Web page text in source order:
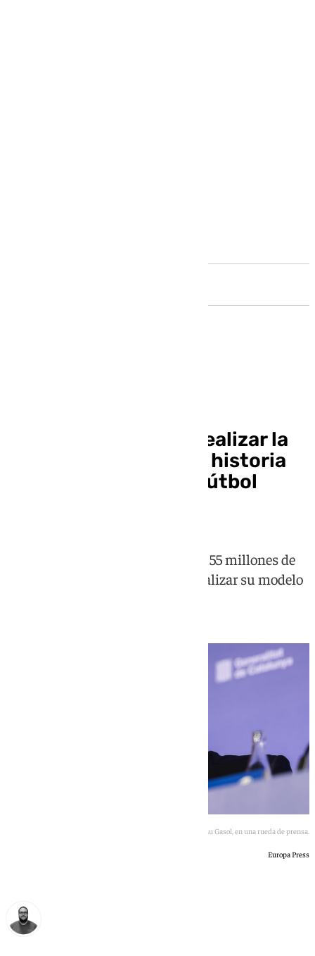
Pau Gasol, cerca de realizar la
mayor inversión de la historia
para hacer crecer al fútbol
La suma de la inversión ronda los 55 millones de
euros con el objetivo de profesionalizar su modelo
Pau Gasol, en una rueda de prensa.
Europa Press